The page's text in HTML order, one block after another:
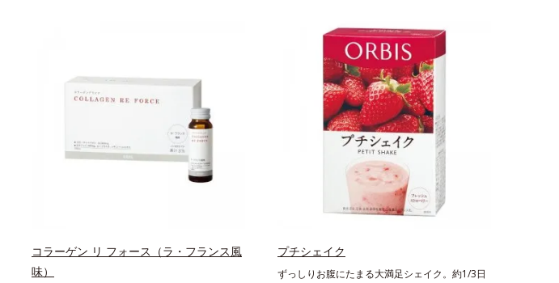
当り20mgとして可食部換算した場合。
換算した場合。
コラーゲン リ フォース（ラ・フランス風
味）
プチシェイク
ずっしりお腹にたまる大満足シェイク。約1/3日